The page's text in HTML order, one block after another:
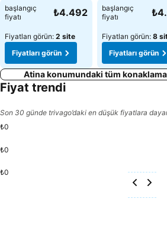
başlangıç
fiyatı
₺4.492
Fiyatları görün: 2 site
Fiyatları görün
Fiyatları görün
başlangıç
fiyatı
Fiyatları görün: 8
Fiyatları görün
Atina konumundaki tüm
Fiyat trendi
Son 30 günde trivago’daki en düşük fiyatlara
₺0
₺0
₺0